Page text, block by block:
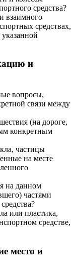
средства?
взаимного
средствах,
и
вопросы,
связи между
(на дороге,
конкретным
частицы
на месте
на данном
частями
или пластика,
средстве,
место и